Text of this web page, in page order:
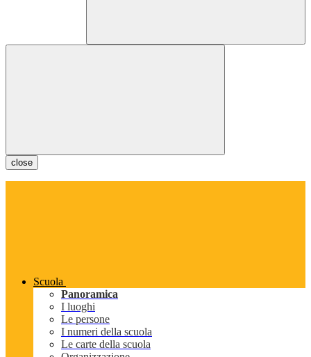
close
Scuola
Panoramica
I luoghi
Le persone
I numeri della scuola
Le carte della scuola